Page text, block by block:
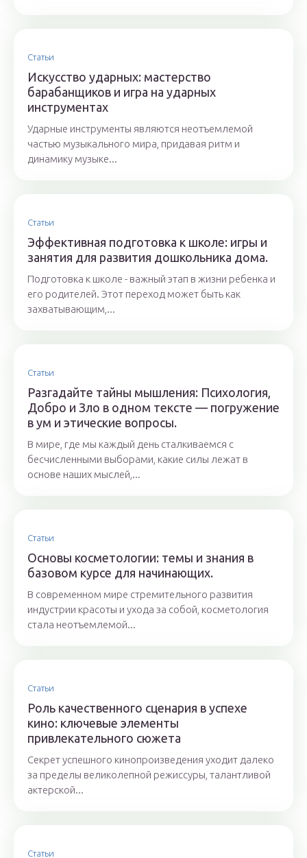
Статьи
Искусство ударных: мастерство
барабанщиков и игра на ударных
инструментах
Ударные инструменты являются неотъемлемой
частью музыкального мира, придавая ритм и
динамику музыке...
Статьи
Эффективная подготовка к школе: игры и
занятия для развития дошкольника дома.
Подготовка к школе - важный этап в жизни ребенка и
его родителей. Этот переход может быть как
захватывающим,...
Статьи
Разгадайте тайны мышления: Психология,
Добро и Зло в одном тексте — погружение
в ум и этические вопросы.
В мире, где мы каждый день сталкиваемся с
бесчисленными выборами, какие силы лежат в
основе наших мыслей,...
Статьи
Основы косметологии: темы и знания в
базовом курсе для начинающих.
В современном мире стремительного развития
индустрии красоты и ухода за собой, косметология
стала неотъемлемой...
Статьи
Роль качественного сценария в успехе
кино: ключевые элементы
привлекательного сюжета
Секрет успешного кинопроизведения уходит далеко
за пределы великолепной режиссуры, талантливой
актерской...
Статьи